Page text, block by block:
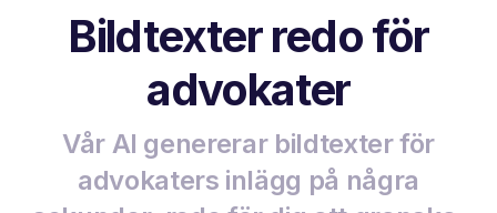
Bildtexter redo för
advokater
Vår AI genererar bildtexter för
advokaters inlägg på några